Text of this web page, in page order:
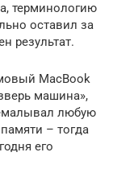
терминологию
оставил за
результат.
MacBook
машина»,
любую
– тогда
его